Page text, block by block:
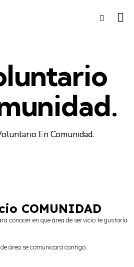
En Comunidad.